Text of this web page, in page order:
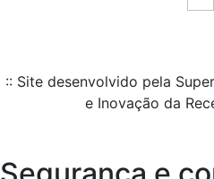
:: Site desenvolvido pela
e Inovação da